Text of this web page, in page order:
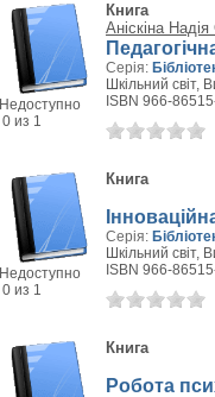
Недоступно
0 из 1
Книга
Аніскіна
Серія:
Шкільний світ,
ISBN 966-
Недоступно
0 из 1
Книга
Серія:
Шкільний світ,
ISBN 966-
Книга
Робота